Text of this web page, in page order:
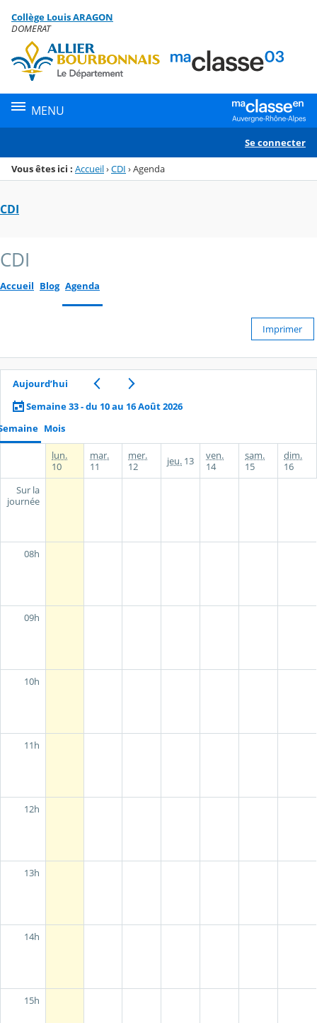
Menu de la rubrique
Contenu
Collège Louis ARAGON
DOMERAT
MENU
Se connecter
Vous êtes ici : Accueil›CDI ›Agenda
CDI
CDI
Accueil Blog Agenda
Imprimer
Aujourd’hui
Semaine 33 - du 10 au 16 Août 2026
Mois
lun.
10
mar.
11
mer.
12
jeu. 13
ven.
14
sam.
15
dim.
16
Sur la
journée
08h
09h
10h
11h
12h
13h
14h
15h